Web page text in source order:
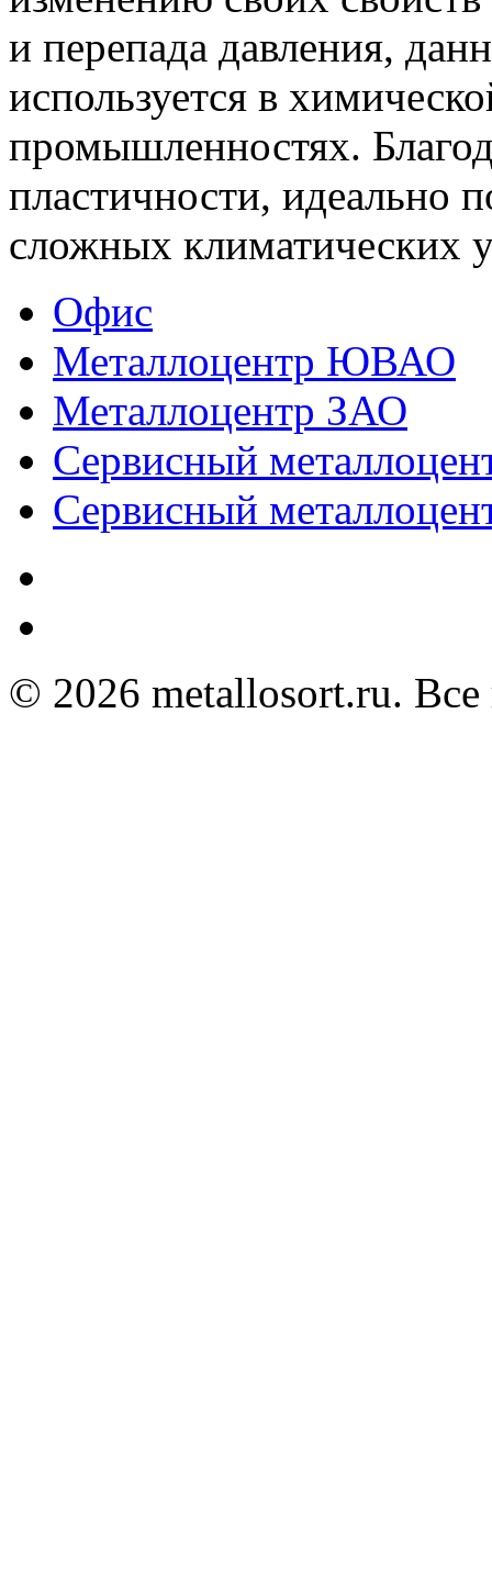
и перепада давления,
используется в
промышленностях.
пластичности, идеально
сложных климатических
Офис
Металлоцентр ЮВАО
Металлоцентр ЗАО
Сервисный
Сервисный
© 2026 metallosort.ru.